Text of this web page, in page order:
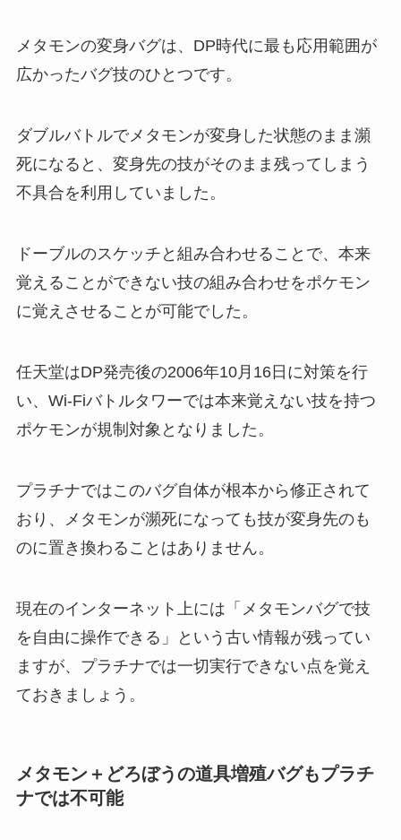
メタモンの変身バグは、DP時代に最も応用範囲が
広かったバグ技のひとつです。
ダブルバトルでメタモンが変身した状態のまま瀕
死になると、変身先の技がそのまま残ってしまう
不具合を利用していました。
ドーブルのスケッチと組み合わせることで、本来
覚えることができない技の組み合わせをポケモン
に覚えさせることが可能でした。
任天堂はDP発売後の2006年10月16日に対策を行
い、Wi-Fiバトルタワーでは本来覚えない技を持つ
ポケモンが規制対象となりました。
プラチナではこのバグ自体が根本から修正されて
おり、メタモンが瀕死になっても技が変身先のも
のに置き換わることはありません。
現在のインターネット上には「メタモンバグで技
を自由に操作できる」という古い情報が残ってい
ますが、プラチナでは一切実行できない点を覚え
ておきましょう。
メタモン＋どろぼうの道具増殖バグもプラチ
ナでは不可能